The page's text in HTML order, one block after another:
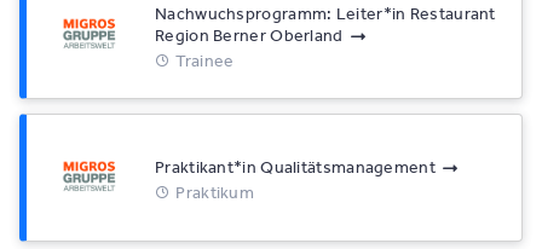
Nachwuchsprogramm: Leiter*​in Restaurant
Region Berner Oberland
Trainee
Praktikant*​in Qualitätsmanagement
Praktikum